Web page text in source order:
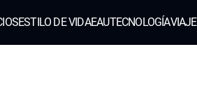
ESTILO DE VIDAEAUTECNOLOGÍA